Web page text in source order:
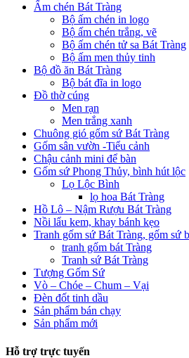
Ấm chén Bát Tràng
Bộ ấm chén in logo
Bộ ấm chén trắng, vẽ
Bộ ấm chén tử sa Bát Tràng
Bộ ấm men thủy tinh
Bộ đồ ăn Bát Tràng
Bộ bát đĩa in logo
Đồ thờ cúng
Men rạn
Men trắng xanh
Chuông gió gốm sứ Bát Tràng
Gốm sân vườn -Tiểu cảnh
Chậu cảnh mini để bàn
Gốm sứ Phong Thủy, bình hút lộc
Lọ Lộc Bình
lọ hoa Bát Tràng
Hồ Lô – Nậm Rượu Bát Tràng
Nồi lẩu kem, khay bánh kẹo
Tranh gốm sứ Bát Tràng, gốm sứ
tranh gốm bát Tràng
Tranh sứ Bát Tràng
Tượng Gốm Sứ
Vò – Chóe – Chum – Vại
Đèn đốt tinh dầu
Sản phẩm bán chạy
Sản phẩm mới
Hỗ trợ trực tuyến